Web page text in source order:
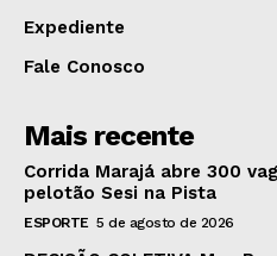
Expediente
Fale Conosco
Mais recente
Corrida Marajá abre 300
pelotão Sesi na Pista
ESPORTE 5 de agosto de 2026